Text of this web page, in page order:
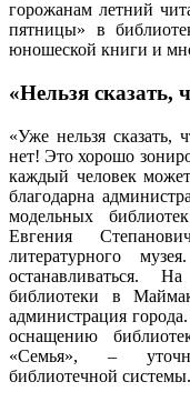
горожанам летний
пятницы» в
юношеской книги и
«Нельзя сказать,
«Уже нельзя сказать,
нет! Это хорошо
каждый человек
благодарна
модельных
Евгения
литературного
останавливаться.
библиотеки в
администрация
оснащению
«Семья», –
библиотечной системы.